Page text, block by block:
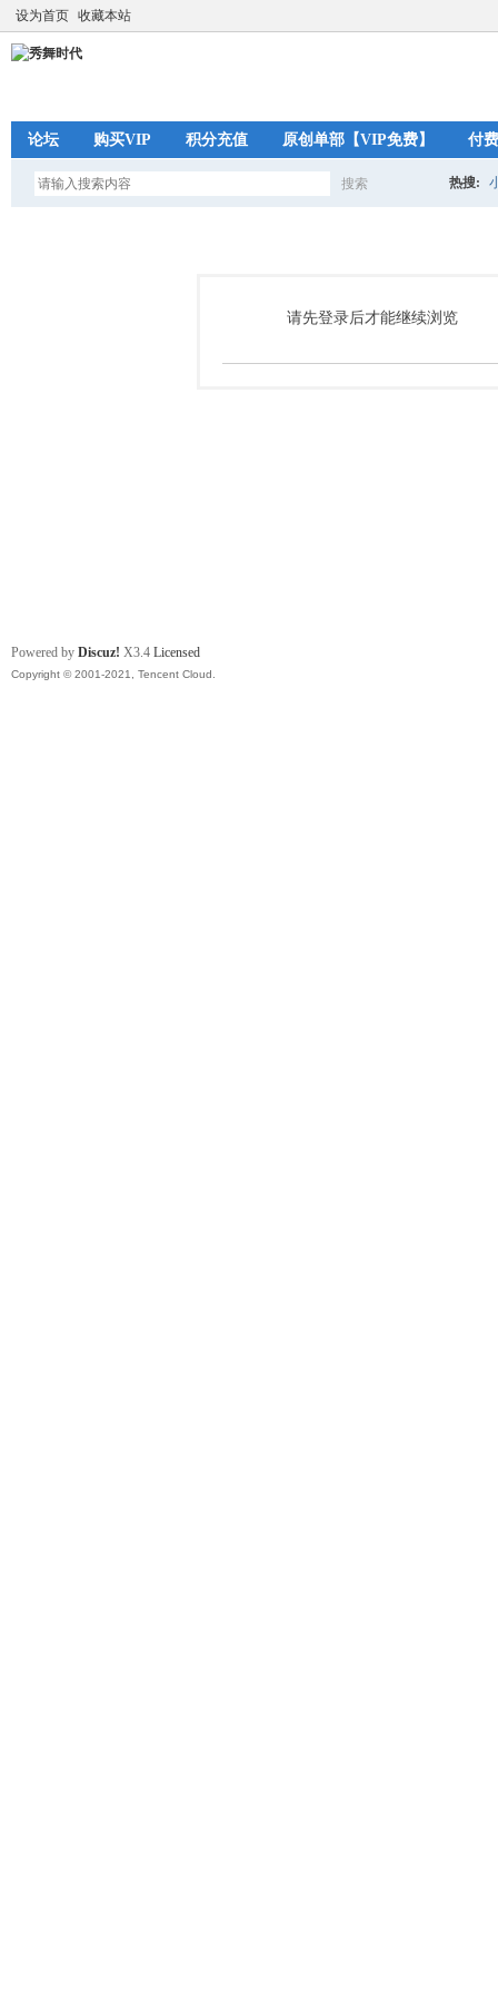
设为首页 收藏本站
论坛 购买VIP 积分充值 原创单部【VIP免费】 付
搜索
索
热搜:
请先登录后才能继续浏览
Powered by Discuz! X3.4 Licensed
Copyright © 2001-2021, Tencent Cloud.